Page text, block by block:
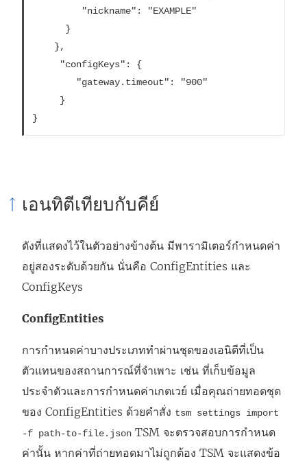
         "nickname": "EXAMPLE"
      }
    },
     "configKeys": {
        "gateway.timeout": "900"
     }
}
เอนทิตีเทียบกับคีย์
ดังที่แสดงไว้ในตัวอย่างข้างต้น มีพารามิเตอร์กำหนดค่า
อยู่สองระดับด้วยกัน นั่นคือ ConfigEntities และ
ConfigKeys
ConfigEntities
การกำหนดค่าบางประเภททำผ่านชุดของเอนิตีที่เป็น
ตัวแทนของสถานการณ์ที่จำเพาะ เช่น ที่เก็บข้อมูล
ประจำตัวและการกำหนดค่าเกตเวย์ เมื่อคุณถ่ายทอดชุด
ของ ConfigEntities ด้วยคำสั่ง tsm settings import
-f path-to-file.json TSM จะตรวจสอบการกำหนด
ค่านั้น หากค่าที่ถ่ายทอดมาไม่ถูกต้อง TSM จะแสดงข้อ